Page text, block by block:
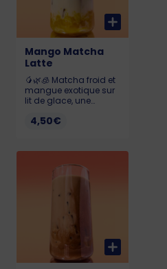
Mango Matcha
Latte
🥭🌿🧊 Matcha froid et
mangue exotique sur
lit de glace, une
tropicale.
4,50€